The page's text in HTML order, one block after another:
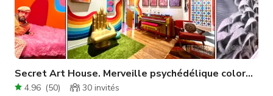
Secret Art House. Merveille psychédélique colorée.
4.96 (50) 30 invités